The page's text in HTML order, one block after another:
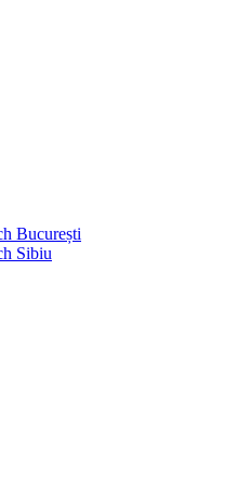
București
Sibiu